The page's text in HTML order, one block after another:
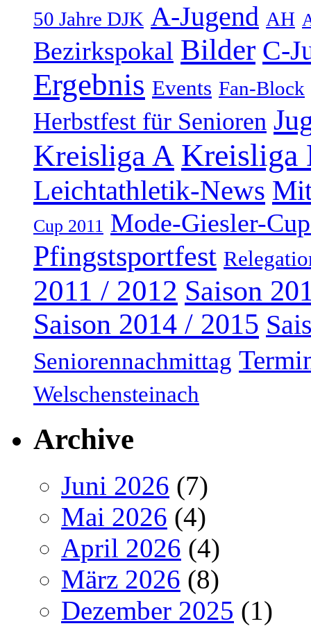
50 Jahre DJK A-Jugend AH
Bezirkspokal Bilder C-
Ergebnis Events Fan-Block
Herbstfest für Senioren
Kreisliga A Kreisliga
Leichtathletik-News
Cup 2011 Mode-Giesler-
Pfingstsportfest
2011 / 2012 Saison
Saison 2014 / 2015
Seniorennachmittag
Welschensteinach
Archive
Juni 2026 (7)
Mai 2026 (4)
April 2026 (4)
März 2026 (8)
Dezember 2025 (1)